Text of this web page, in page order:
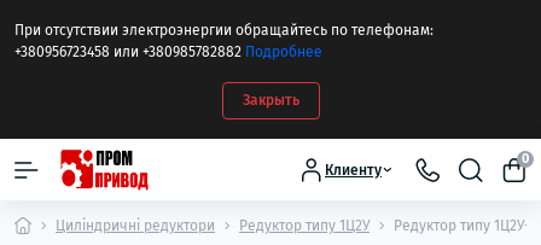
При отсутствии электроэнергии обращайтесь по телефонам:
+380956723458 или +380985782882 Подробнее
Закрыть
Клиенту
0
Циліндричні редуктори Редуктор типу 1Ц2У Редуктор типу 1Ц2У-